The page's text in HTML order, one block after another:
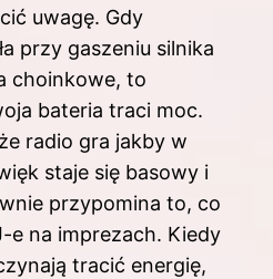
uwagę. Gdy
przy gaszeniu silnika
choinkowe, to
bateria traci moc.
radio gra jakby w
staje się basowy i
przypomina to, co
e na imprezach. Kiedy
tracić energię,